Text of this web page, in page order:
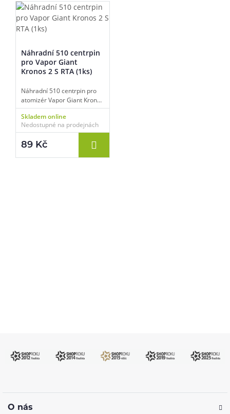
Náhradní 510 centrpin
pro Vapor Giant
Kronos 2 S RTA (1ks)
Náhradní 510 centrpin pro
atomizér Vapor Giant Kronos
2 S RTA, originální díl
výrobce, balení 1ks.
Skladem online
Nedostupné na prodejnách
89 Kč
O nás